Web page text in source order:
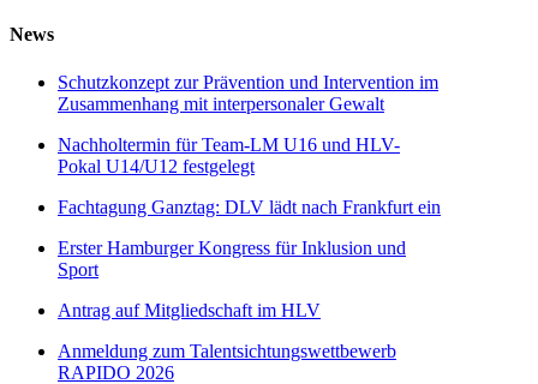
News
Schutzkonzept zur Prävention und Intervention im
Zusammenhang mit interpersonaler Gewalt
Nachholtermin für Team-LM U16 und HLV-
Pokal U14/U12 festgelegt
Fachtagung Ganztag: DLV lädt nach Frankfurt ein
Erster Hamburger Kongress für Inklusion und
Sport
Antrag auf Mitgliedschaft im HLV
Anmeldung zum Talentsichtungswettbewerb
RAPIDO 2026